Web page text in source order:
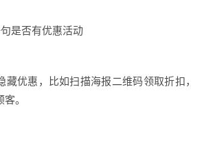
否有优惠活动
优惠，比如扫描海报二维码领取折扣，
。